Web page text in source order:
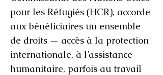
pour les Réfugiés (HCR), accorde
aux bénéficiaires un ensemble
de droits — accès à la protection
internationale, à l’assistance
humanitaire, parfois au travail